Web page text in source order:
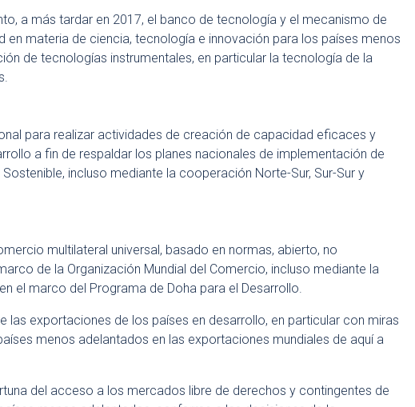
a más tardar en 2017, el banco de tecnología y el mecanismo de
materia de ciencia, tecnología e innovación para los países menos
de tecnologías instrumentales, en particular la tecnología de la
para realizar actividades de creación de capacidad eficaces y
a fin de respaldar los planes nacionales de implementación de
incluso mediante la cooperación Norte-Sur, Sur-Sur y
multilateral universal, basado en normas, abierto, no
de la Organización Mundial del Comercio, incluso mediante la
el marco del Programa de Doha para el Desarrollo.
las exportaciones de los países en desarrollo, en particular con miras
menos adelantados en las exportaciones mundiales de aquí a
del acceso a los mercados libre de derechos y contingentes de